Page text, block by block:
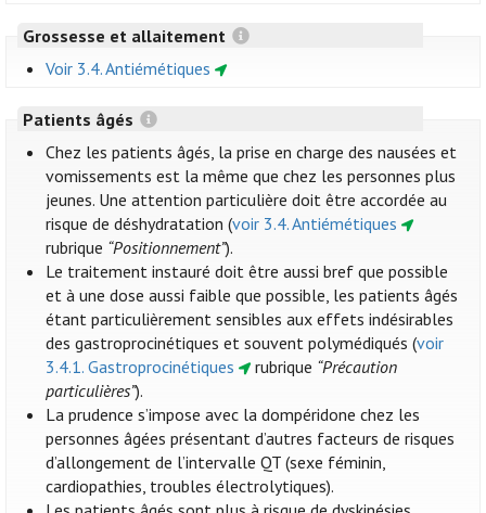
Grossesse et allaitement
Voir 3.4. Antiémétiques
Patients âgés
Chez les patients âgés, la prise en charge des nausées et
vomissements est la même que chez les personnes plus
jeunes. Une attention particulière doit être accordée au
risque de déshydratation (voir 3.4. Antiémétiques
rubrique “Positionnement”).
Le traitement instauré doit être aussi bref que possible
et à une dose aussi faible que possible, les patients âgés
étant particulièrement sensibles aux effets indésirables
des gastroprocinétiques et souvent polymédiqués (voir
3.4.1. Gastroprocinétiques
rubrique “Précaution
particulières”).
La prudence s’impose avec la dompéridone chez les
personnes âgées présentant d’autres facteurs de risques
d’allongement de l’intervalle QT (sexe féminin,
cardiopathies, troubles électrolytiques).